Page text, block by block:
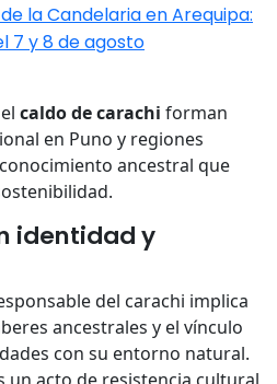
la Candelaria en Arequipa:
7 y 8 de agosto
caldo de carachi forman
en Puno y regiones
ancestral que
identidad y
del carachi implica
ancestrales y el vínculo
con su entorno natural.